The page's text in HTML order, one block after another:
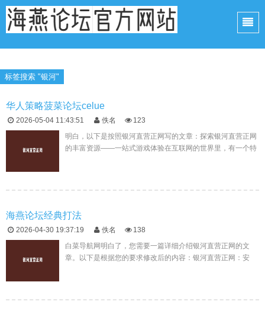
标签搜索 "银河"
华人策略菠菜论坛celue
2026-05-04 11:43:51 佚名
123
明白，以下是按照银河直营正网写的文章：探索银河直营正网
的丰富资源——一站式游戏体验在互联网的世界里，有一个特
海燕论坛经典打法
2026-04-30 19:37:19 佚名
138
白菜导航网明白了，您需要一篇详细介绍银河直营正网的文
章。以下是根据您的要求修改后的内容：银河直营正网：安